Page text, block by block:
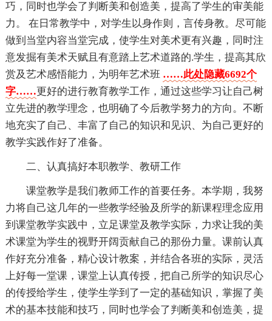
巧，同时也学会了判断美和创造美，提高了学生的审美能
力。 在日常教学中，对学生以身作则，言传身教。尽可能
做到当堂内容当堂完成，使学生对美术更有兴趣，同时注
意发掘有美术天赋且有意踏上艺术道路的.学生，提高其欣
赏及艺术感悟能力，为明年艺术班 ……此处隐藏6692个
字……更好的进行教育教学工作，通过这些学习让自己树
立先进的教学理念，也明确了今后教学努力的方向。不断
地充实了自己、丰富了自己的知识和见识、为自己更好的
教学实践作好了准备。
二、认真搞好本职教学、教研工作
课堂教学是我们教师工作的首要任务。本学期，我努
力将自己这几年的一些教学经验及所学的新课程理念应用
到课堂教学实践中，立足课堂及教学实际，力求让我的美
术课堂为学生的视野开阔贡献自己的那份力量。课前认真
作好充分准备，精心设计教案，并结合各班的实际，灵活
上好每一堂课，课堂上认真传授，把自己所学的知识尽心
的传授给学生，使学生学到了一定的基础知识，掌握了美
术的基本技能和技巧，同时也学会了判断美和创造美，提